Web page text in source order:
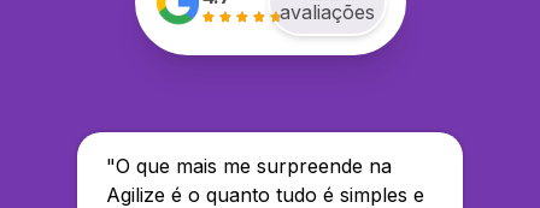
avaliações
"O que mais me surpreende na
Agilize é o quanto tudo é simples e